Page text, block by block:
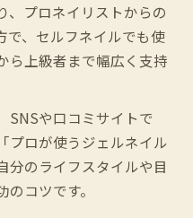
、プロネイリストからの
で、セルフネイルでも使
ら上級者まで幅広く支持
SNSや口コミサイトで
プロが使うジェルネイル
分のライフスタイルや目
コツです。